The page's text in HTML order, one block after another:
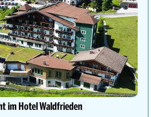
im Hotel Waldfrieden